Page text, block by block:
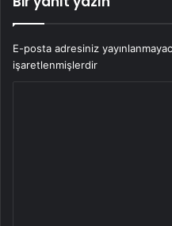
E-posta adresiniz
işaretlenmişlerdir